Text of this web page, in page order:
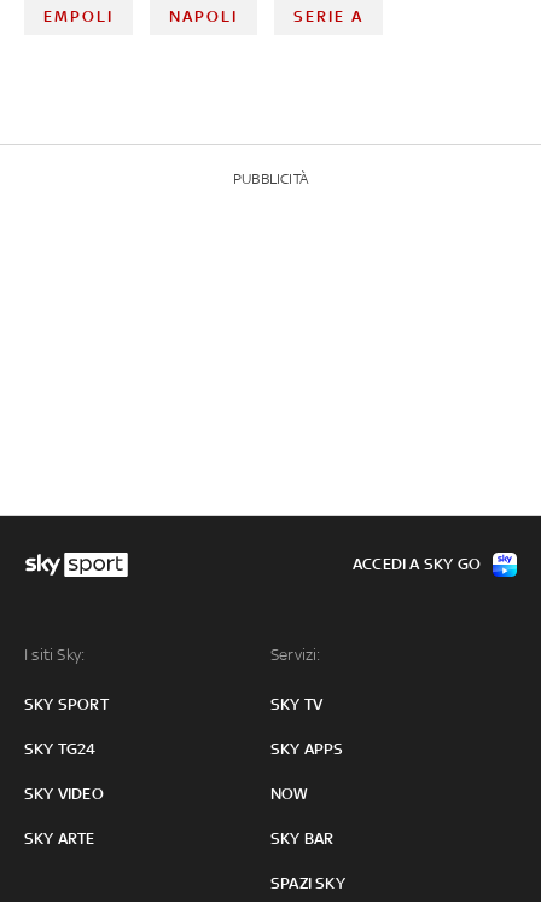
EMPOLI NAPOLI SERIE A
PUBBLICITÀ
I siti Sky:
SKY SPORT
SKY TG24
SKY VIDEO
SKY ARTE
Servizi:
SKY TV
SKY APPS
NOW
SKY BAR
SPAZI SKY
ACCEDI A SKY GO